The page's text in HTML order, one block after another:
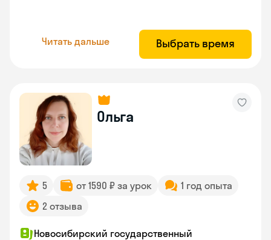
Читать дальше Выбрать время
Ольга
5 от 1590 ₽ за урок
1 год опыта
2 отзыва
Новосибирский государственный